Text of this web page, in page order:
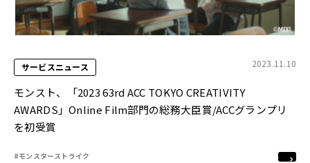
サービスニュース 2023.11.10
モンスト、「2023 63rd ACC TOKYO CREATIVITY
AWARDS」Online Film部門の総務大臣賞/ACCグランプリ
を初受賞
#モンスターストライク